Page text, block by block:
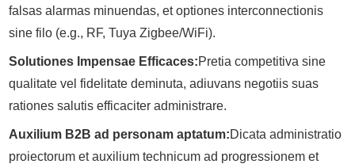
falsas alarmas minuendas, et optiones interconnectionis
sine filo (e.g., RF, Tuya Zigbee/WiFi).
Solutiones Impensae Efficaces:Pretia competitiva sine
qualitate vel fidelitate deminuta, adiuvans negotiis suas
rationes salutis efficaciter administrare.
Auxilium B2B ad personam aptatum:Dicata administratio
proiectorum et auxilium technicum ad progressionem et